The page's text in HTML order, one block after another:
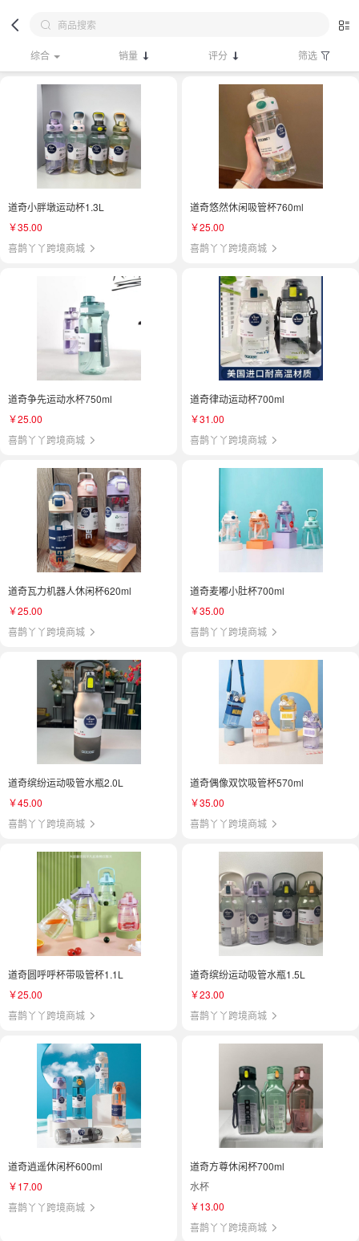
综合 销量 评分 筛选
道奇小胖墩运动杯1.3L
￥35.00
喜鹊丫丫跨境商城
道奇悠然休闲吸管杯760ml
￥25.00
喜鹊丫丫跨境商城
道奇争先运动水杯750ml
￥25.00
喜鹊丫丫跨境商城
道奇律动运动杯700ml
￥31.00
喜鹊丫丫跨境商城
道奇瓦力机器人休闲杯620ml
￥25.00
喜鹊丫丫跨境商城
道奇麦嘟小肚杯700ml
￥35.00
喜鹊丫丫跨境商城
道奇缤纷运动吸管水瓶2.0L
￥45.00
喜鹊丫丫跨境商城
道奇偶像双饮吸管杯570ml
￥35.00
喜鹊丫丫跨境商城
道奇圆呼呼杯带吸管杯1.1L
￥25.00
喜鹊丫丫跨境商城
道奇缤纷运动吸管水瓶1.5L
￥23.00
喜鹊丫丫跨境商城
道奇逍遥休闲杯600ml
￥17.00
喜鹊丫丫跨境商城
道奇方尊休闲杯700ml
水杯
￥13.00
喜鹊丫丫跨境商城